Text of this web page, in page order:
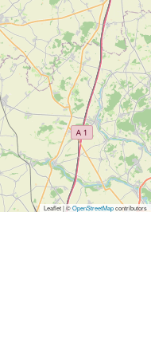
Leaflet | ©OpenStreetMapcontributors